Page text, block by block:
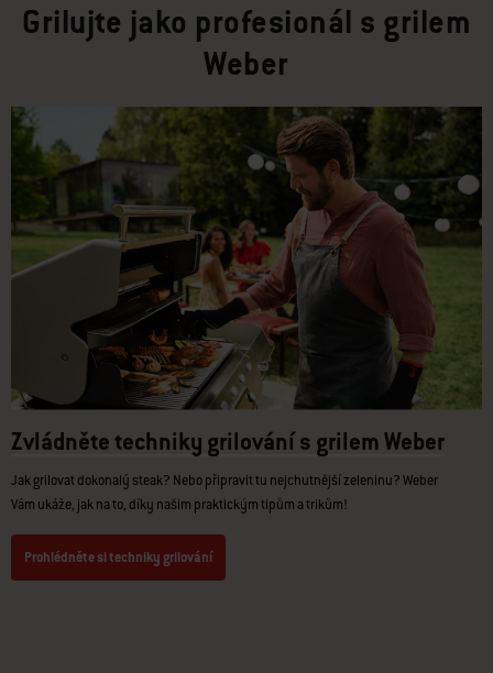
Grilujte jako profesionál s grilem
Weber
Zvládněte techniky grilování s grilem Weber
Jak grilovat dokonalý steak? Nebo připravit tu nejchutnější zeleninu? Weber
Vám ukáže, jak na to, díky našim praktickým tipům a trikům!
Prohlédněte si techniky grilování